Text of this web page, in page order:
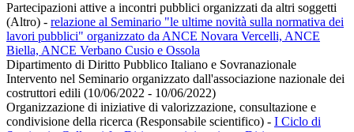
Partecipazioni attive a incontri pubblici organizzati da altri soggetti
(Altro) - relazione al Seminario "le ultime novità sulla normativa dei
lavori pubblici" organizzato da ANCE Novara Vercelli, ANCE
Biella, ANCE Verbano Cusio e Ossola
Dipartimento di Diritto Pubblico Italiano e Sovranazionale
Intervento nel Seminario organizzato dall'associazione nazionale dei
costruttori edili (10/06/2022 - 10/06/2022)
Organizzazione di iniziative di valorizzazione, consultazione e
condivisione della ricerca (Responsabile scientifico) - I Ciclo di